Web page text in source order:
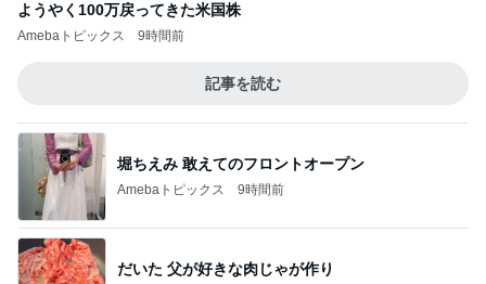
Amebaトピックス 9時間前
だいた 父が好きな肉じゃが作り
Amebaトピックス 9時間前
だいたの夫 夫婦それぞれ実家へ